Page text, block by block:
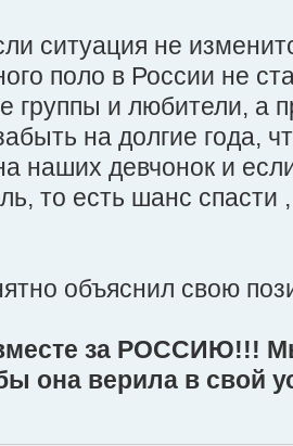
ситуация не
поло в России не
группы и любители, а
на долгие года,
наших девчонок и
то есть шанс спасти
объяснил свою
за РОССИЮ!!!
она верила в свой